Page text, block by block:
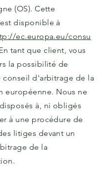
(OS). Cette
disponible à
ec.europa.eu/consu
tant que client, vous
la possibilité de
conseil d'arbitrage de la
européenne. Nous ne
à, ni obligés
à une procédure de
litiges devant un
de la